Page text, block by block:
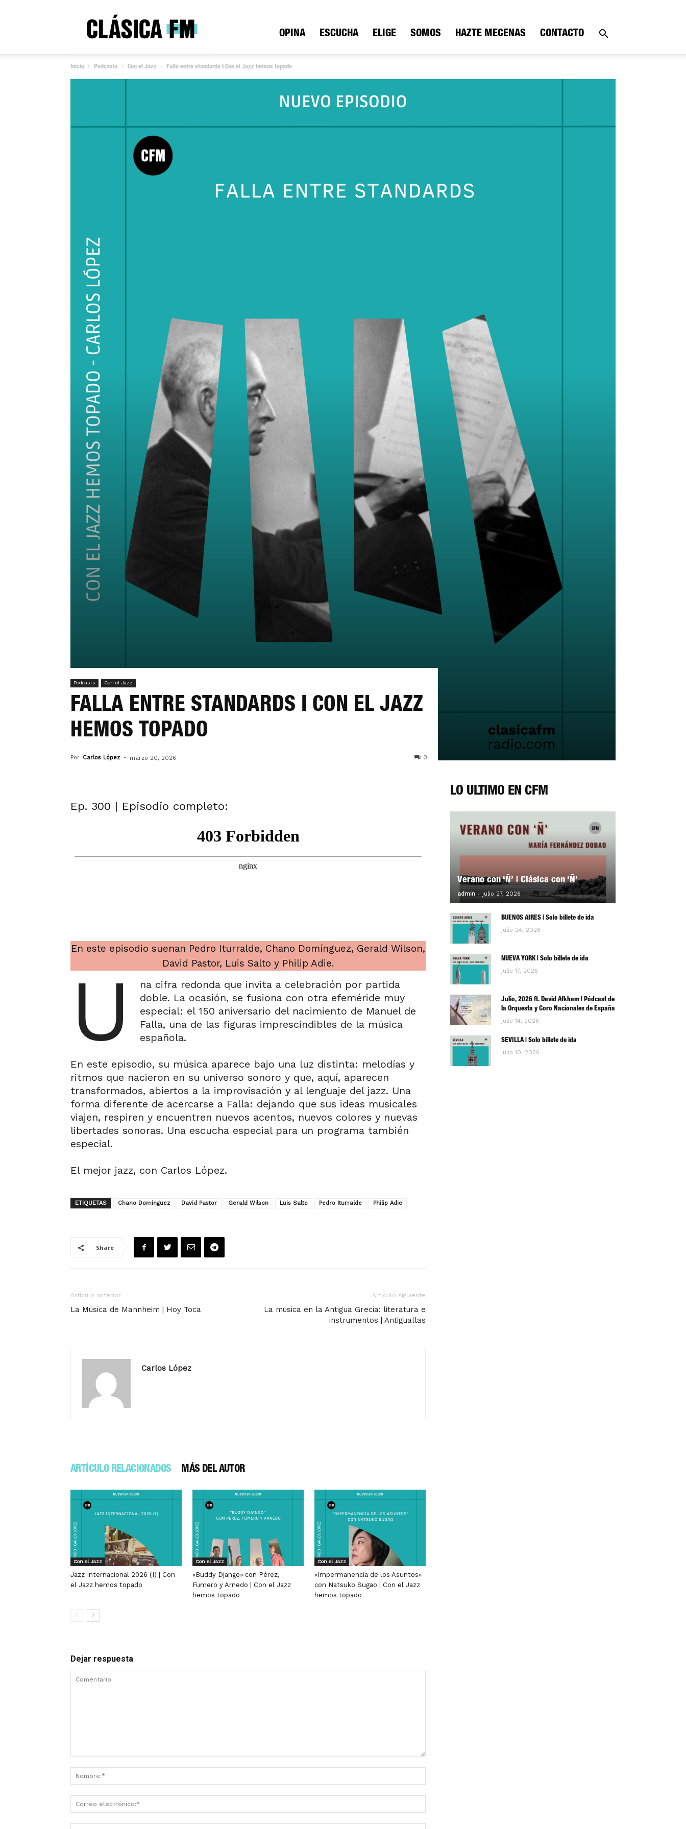
FM
OPINA ESCUCHA ELIGE SOMOS HAZTE MECENAS CONTACTO
Inicio Podcasts Con el Jazz Falla entre standards I Con el Jazz hemos topado
Podcasts Con el Jazz
FALLA ENTRE STANDARDS I CON EL JAZZ
HEMOS TOPADO
Por Carlos López - marzo 20, 2026 0
Ep. 300 | Episodio completo:
En este episodio suenan Pedro Iturralde, Chano Domínguez, Gerald Wilson,
David Pastor, Luis Salto y Philip Adie.
U
na cifra redonda que invita a celebración por partida
doble. La ocasión, se fusiona con otra efeméride muy
especial: el 150 aniversario del nacimiento de Manuel de
Falla, una de las figuras imprescindibles de la música
española.
En este episodio, su música aparece bajo una luz distinta: melodías y
ritmos que nacieron en su universo sonoro y que, aquí, aparecen
transformados, abiertos a la improvisación y al lenguaje del jazz. Una
forma diferente de acercarse a Falla: dejando que sus ideas musicales
viajen, respiren y encuentren nuevos acentos, nuevos colores y nuevas
libertades sonoras. Una escucha especial para un programa también
especial.
El mejor jazz, con Carlos López.
ETIQUETAS Chano Domínguez David Pastor Gerald Wilson Luis Salto Pedro Iturralde Philip Adie
Share
Artículo anterior
La Música de Mannheim | Hoy Toca
Artículo siguiente
La música en la Antigua Grecia: literatura e
instrumentos | Antiguallas
Carlos López
ARTÍCULO RELACIONADOS MÁS DEL AUTOR
Con el Jazz
Jazz Internacional 2026 (I) | Con
el Jazz hemos topado
Con el Jazz
«Buddy Django» con Pérez,
Fumero y Arnedo | Con el Jazz
hemos topado
Con el Jazz
«Impermanencia de los Asuntos»
con Natsuko Sugao | Con el Jazz
hemos topado
Dejar respuesta
LO ÚLTIMO EN CFM
Verano con ‘Ñ’ | Clásica con ‘Ñ’
admin - julio 27, 2026 0
BUENOS AIRES | Solo billete de ida
julio 24, 2026
NUEVA YORK | Solo billete de ida
julio 17, 2026
Julio, 2026 ft. David Afkham | Pódcast de
la Orquesta y Coro Nacionales de España
julio 14, 2026
SEVILLA | Solo billete de ida
julio 10, 2026